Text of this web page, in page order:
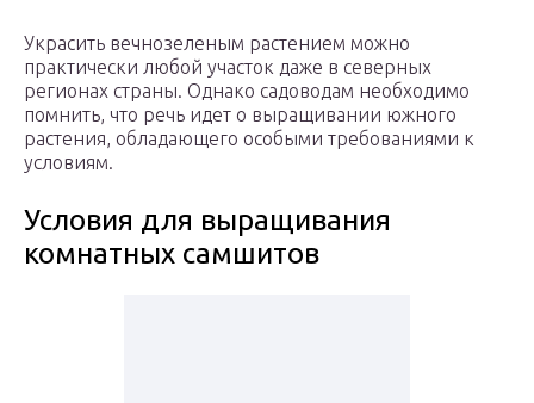
Украсить вечнозеленым растением можно
практически любой участок даже в северных
регионах страны. Однако садоводам необходимо
помнить, что речь идет о выращивании южного
растения, обладающего особыми требованиями к
условиям.
Условия для выращивания
комнатных самшитов